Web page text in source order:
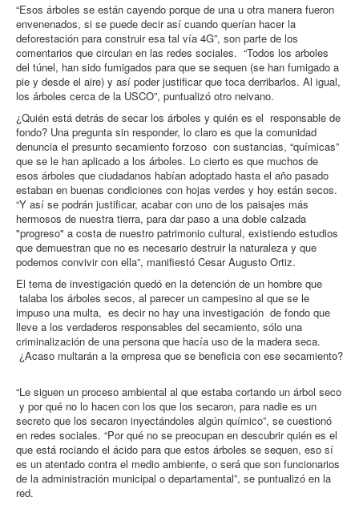
“Esos árboles se están cayendo porque de una u otra manera fueron
envenenados, si se puede decir así cuando querían hacer la
deforestación para construir esa tal vía 4G”, son parte de los
comentarios que circulan en las redes sociales. “Todos los arboles
del túnel, han sido fumigados para que se sequen (se han fumigado a
pie y desde el aire) y así poder justificar que toca derribarlos. Al igual,
los árboles cerca de la USCO”, puntualizó otro neivano.
¿Quién está detrás de secar los árboles y quién es el responsable de
fondo? Una pregunta sin responder, lo claro es que la comunidad
denuncia el presunto secamiento forzoso con sustancias, “químicas”
que se le han aplicado a los árboles. Lo cierto es que muchos de
esos árboles que ciudadanos habían adoptado hasta el año pasado
estaban en buenas condiciones con hojas verdes y hoy están secos.
“Y así se podrán justificar, acabar con uno de los paisajes más
hermosos de nuestra tierra, para dar paso a una doble calzada
"progreso" a costa de nuestro patrimonio cultural, existiendo estudios
que demuestran que no es necesario destruir la naturaleza y que
podemos convivir con ella”, manifiestó Cesar Augusto Ortiz.
El tema de investigación quedó en la detención de un hombre que
talaba los árboles secos, al parecer un campesino al que se le
impuso una multa, es decir no hay una investigación de fondo que
lleve a los verdaderos responsables del secamiento, sólo una
criminalización de una persona que hacía uso de la madera seca.
¿Acaso multarán a la empresa que se beneficia con ese secamiento?
“Le siguen un proceso ambiental al que estaba cortando un árbol seco
y por qué no lo hacen con los que los secaron, para nadie es un
secreto que los secaron inyectándoles algún químico”, se cuestionó
en redes sociales. “Por qué no se preocupan en descubrir quién es el
que está rociando el ácido para que estos árboles se sequen, eso sí
es un atentado contra el medio ambiente, o será que son funcionarios
de la administración municipal o departamental”, se puntualizó en la
red.